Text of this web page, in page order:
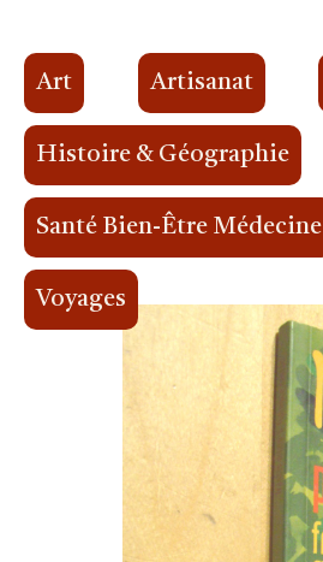
Art Artisanat
Histoire & Géographie
Santé Bien-Être Médecine
Voyages